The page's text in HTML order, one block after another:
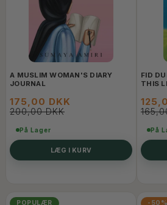
A MUSLIM WOMAN'S DIARY
JOURNAL
175,00 DKK
200,00 DKK
På Lager
LÆG I KURV
FID
THIS
På
POPULÆR -50%